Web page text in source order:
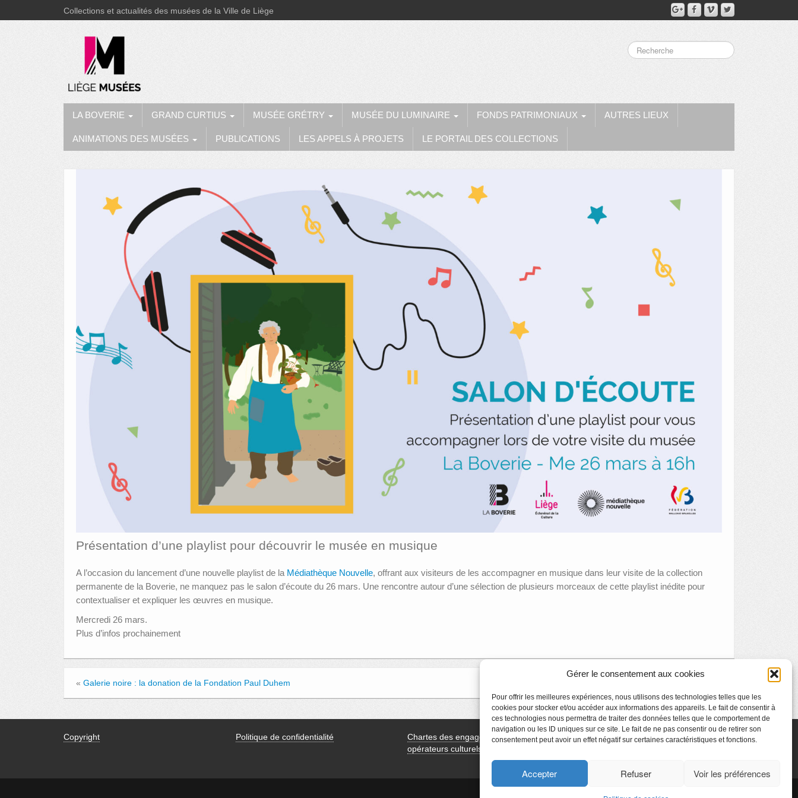
Gérer le consentement aux cookies
Pour offrir les meilleures expériences, nous utilisons des technologies telles que les
cookies pour stocker et/ou accéder aux informations des appareils. Le fait de consentir à
ces technologies nous permettra de traiter des données telles que le comportement de
navigation ou les ID uniques sur ce site. Le fait de ne pas consentir ou de retirer son
consentement peut avoir un effet négatif sur certaines caractéristiques et fonctions.
Accepter Refuser Voir les préférences
Collections et actualités des musées de la Ville de Liège
LA BOVERIE GRAND CURTIUS MUSÉE GRÉTRY MUSÉE DU LUMINAIRE FONDS PATRIMONIAUX AUTRES LIEUX
ANIMATIONS DES MUSÉES PUBLICATIONS LES APPELS À PROJETS LE PORTAIL DES COLLECTIONS
Présentation d’une playlist pour découvrir le musée en musique
A l’occasion du lancement d’une nouvelle playlist de la Médiathèque Nouvelle, offrant aux visiteurs de les accompagner en musique dans leur visite de la collection
permanente de la Boverie, ne manquez pas le salon d’écoute du 26 mars. Une rencontre autour d’une sélection de plusieurs morceaux de cette playlist inédite pour
contextualiser et expliquer les œuvres en musique.
Mercredi 26 mars.
Plus d’infos prochainement
« Galerie noire : la donation de la Fondation Paul Duhem
Copyright Politique de confidentialité
Chartes des engagements des
opérateurs culturels